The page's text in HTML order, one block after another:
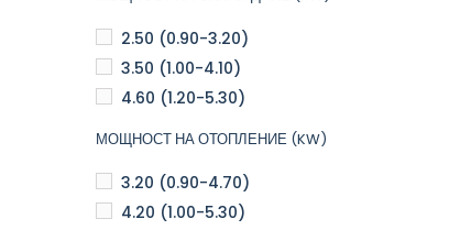
2.50 (0.90-3.20)
3.50 (1.00-4.10)
4.60 (1.20-5.30)
МОЩНОСТ НА ОТОПЛЕНИЕ (KW)
3.20 (0.90-4.70)
4.20 (1.00-5.30)